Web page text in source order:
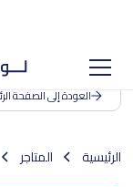
العودة إلى الصفحة
الرئيسية المتاجر